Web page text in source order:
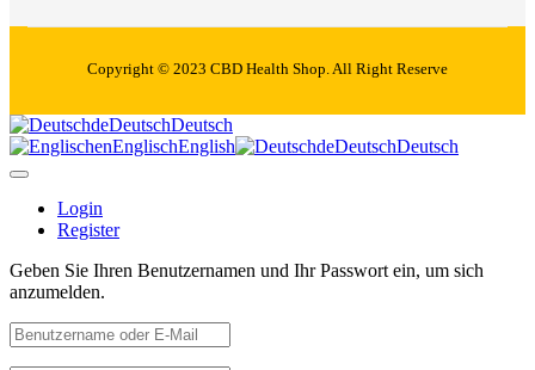
Copyright © 2023 CBD Health Shop. All Right Reserve
deDeutschDeutsch
enEnglischEnglish deDeutschDeutsch
Login
Register
Geben Sie Ihren Benutzernamen und Ihr Passwort ein, um sich
anzumelden.